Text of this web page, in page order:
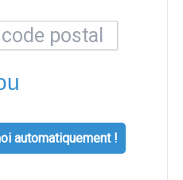
automatiquement !